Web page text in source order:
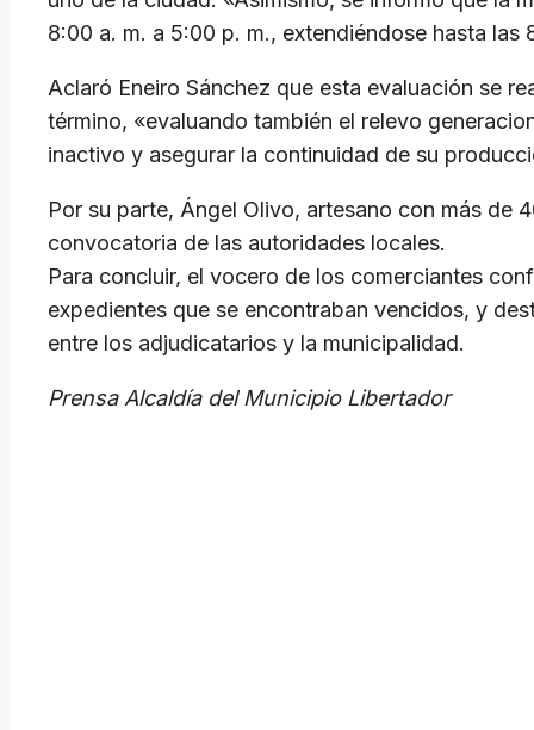
8:00 a. m. a 5:00 p. m., extendiéndose hasta las
Aclaró Eneiro Sánchez que esta evaluación se
término, «evaluando también el relevo
inactivo y asegurar la continuidad de su
Por su parte, Ángel Olivo, artesano con más de
convocatoria de las autoridades locales.
Para concluir, el vocero de los comerciantes
expedientes que se encontraban vencidos, y
entre los adjudicatarios y la municipalidad.
Prensa Alcaldía del Municipio Libertador